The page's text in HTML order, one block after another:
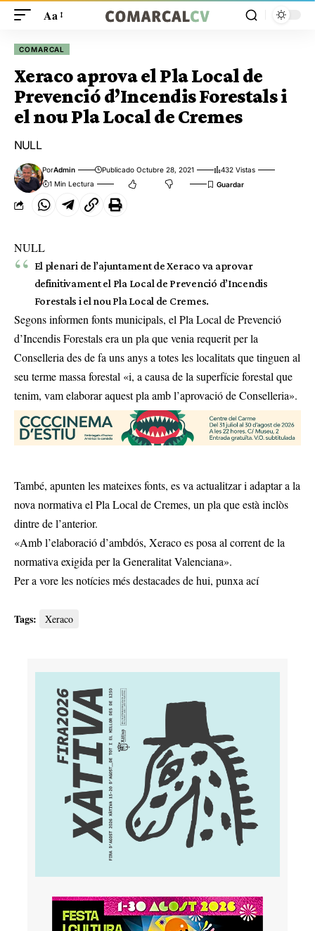
Aa
COMARCAL
Xeraco aprova el Pla Local de
Prevenció d’Incendis Forestals i
el nou Pla Local de Cremes
NULL
PorAdmin Publicado Octubre 28, 2021
432 Vistas
1 Min Lectura
NULL
El plenari de l’ajuntament de Xeraco va aprovar
definitivament el Pla Local de Prevenció d’Incendis
Forestals i el nou Pla Local de Cremes.
Segons informen fonts municipals, el Pla Local de Prevenció
d’Incendis Forestals era un pla que venia requerit per la
Conselleria des de fa uns anys a totes les localitats que tinguen al
seu terme massa forestal «i, a causa de la superfície forestal que
tenim, vam elaborar aquest pla amb l’aprovació de Conselleria».
També, apunten les mateixes fonts, es va actualitzar i adaptar a la
nova normativa el Pla Local de Cremes, un pla que està inclòs
dintre de l’anterior.
«Amb l’elaboració d’ambdós, Xeraco es posa al corrent de la
normativa exigida per la Generalitat Valenciana».
Per a vore les notícies més destacades de hui, punxa ací
Tags: Xeraco